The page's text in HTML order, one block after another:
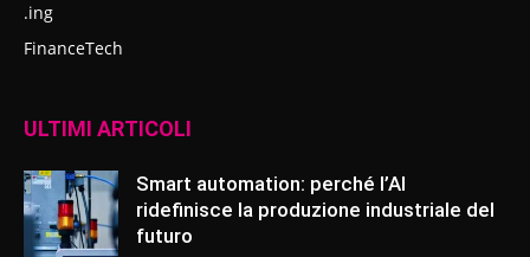
.ing
FinanceTech
ULTIMI ARTICOLI
Smart automation: perché l’AI
ridefinisce la produzione industriale del
futuro